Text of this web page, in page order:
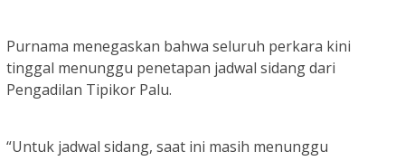
Purnama menegaskan bahwa seluruh perkara kini
tinggal menunggu penetapan jadwal sidang dari
Pengadilan Tipikor Palu.
“Untuk jadwal sidang, saat ini masih menunggu